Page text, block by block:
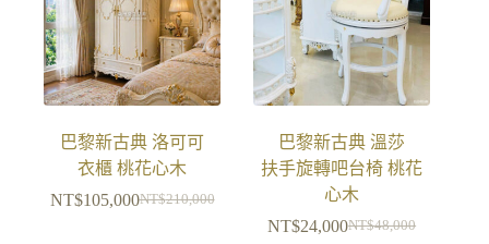
巴黎新古典 洛可可
衣櫃 桃花心木
NT$210,000
NT$105,000
巴黎新古典 溫莎
扶手旋轉吧台椅 桃花
心木
NT$48,000
NT$24,000